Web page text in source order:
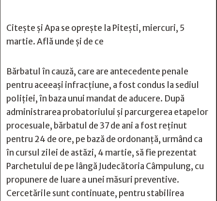
Citește șiApa se oprește la Pitești, miercuri, 5
martie. Află unde și de ce
Bărbatul în cauză, care are antecedente penale
pentru aceeași infracțiune, a fost condus la sediul
poliției, în baza unui mandat de aducere. După
administrarea probatoriului și parcurgerea etapelor
procesuale, bărbatul de 37 de ani a fost reținut
pentru 24 de ore, pe bază de ordonanță, urmând ca
în cursul zilei de astăzi, 4 martie, să fie prezentat
Parchetului de pe lângă Judecătoria Câmpulung, cu
propunere de luare a unei măsuri preventive.
Cercetările sunt continuate, pentru stabilirea